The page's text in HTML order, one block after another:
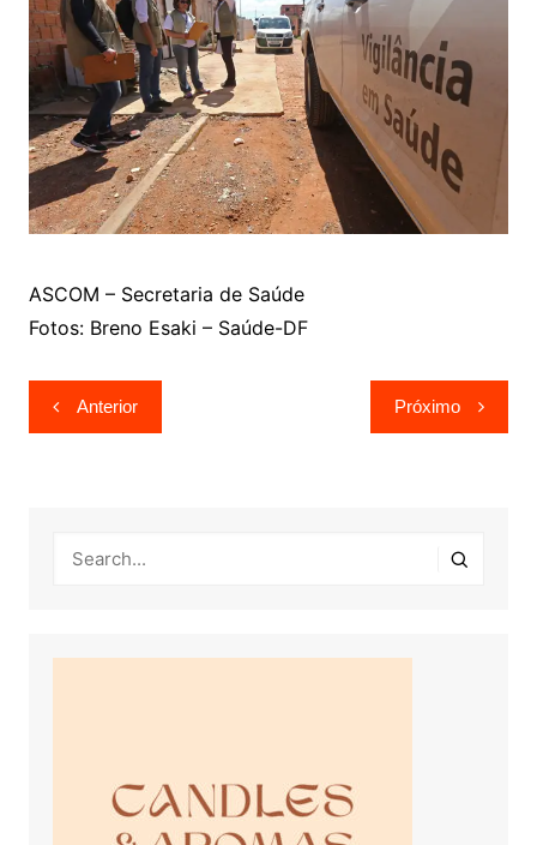
ASCOM – Secretaria de Saúde
Fotos: Breno Esaki – Saúde-DF
Navegação
de
Anterior Próximo